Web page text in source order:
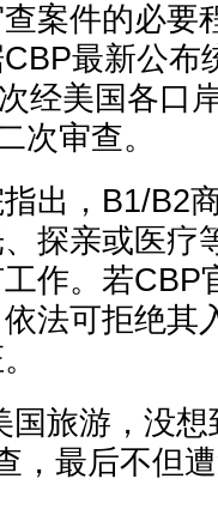
案件的必要
最新公布
经美国各口
次审查。
，B1/B2
探亲或医疗
作。若CBP
法可拒绝其